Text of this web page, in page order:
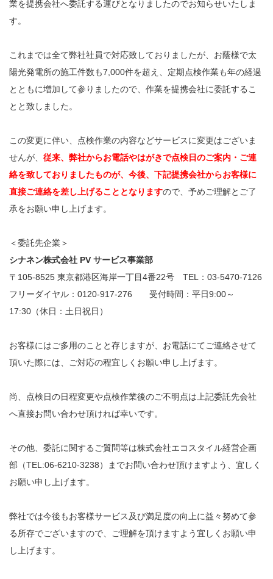
業を提携会社へ委託する運びとなりましたのでお知らせいたしま
す。
これまでは全て弊社社員で対応致しておりましたが、お蔭様で太
陽光発電所の施工件数も7,000件を超え、定期点検作業も年の経過
とともに増加して参りましたので、作業を提携会社に委託するこ
とと致しました。
この変更に伴い、点検作業の内容などサービスに変更はございま
せんが、 従来、弊社からお電話やはがきで点検日のご案内・ご連
絡を致しておりましたものが、今後、下記提携会社からお客様に
直接ご連絡を差し上げることとなりますので、予めご理解とご了
承をお願い申し上げます。
＜委託先企業＞
シナネン株式会社 PV サービス事業部
〒105-8525 東京都港区海岸一丁目4番22号 TEL：03-5470-7126
フリーダイヤル：0120-917-276 受付時間：平日9:00～
17:30（休日：土日祝日）
お客様にはご多用のことと存じますが、お電話にてご連絡させて
頂いた際には、ご対応の程宜しくお願い申し上げます。
尚、点検日の日程変更や点検作業後のご不明点は上記委託先会社
へ直接お問い合わせ頂ければ幸いです。
その他、委託に関するご質問等は株式会社エコスタイル経営企画
部（TEL:06-6210-3238）までお問い合わせ頂けますよう、宜しく
お願い申し上げます。
弊社では今後もお客様サービス及び満足度の向上に益々努めて参
る所存でございますので、ご理解を頂けますよう宜しくお願い申
し上げます。